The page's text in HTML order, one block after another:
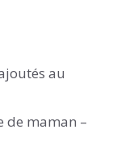
au
de maman –